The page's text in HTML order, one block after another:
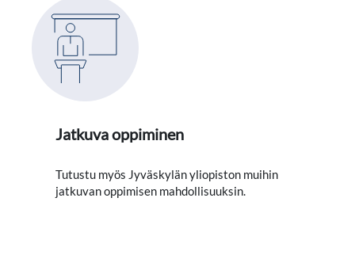
Jatkuva oppiminen
Tutustu myös Jyväskylän yliopiston muihin
jatkuvan oppimisen mahdollisuuksin.